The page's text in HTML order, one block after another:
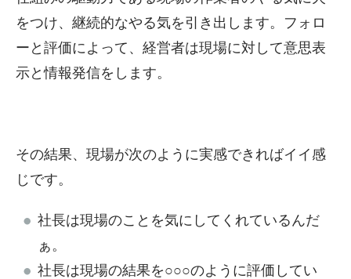
をつけ、継続的なやる気を引き出します。フォロ
ーと評価によって、経営者は現場に対して意思表
示と情報発信をします。
その結果、現場が次のように実感できればイイ感
じです。
社長は現場のことを気にしてくれているんだ
ぁ。
社長は現場の結果を○○○のように評価してい